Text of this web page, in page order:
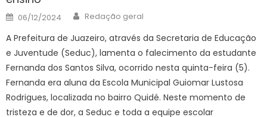
Posted
on
06/12/2024 Author
Redação geral
A Prefeitura de Juazeiro, através da Secretaria de Educação
e Juventude (Seduc), lamenta o falecimento da estudante
Fernanda dos Santos Silva, ocorrido nesta quinta-feira (5).
Fernanda era aluna da Escola Municipal Guiomar Lustosa
Rodrigues, localizada no bairro Quidé. Neste momento de
tristeza e de dor, a Seduc e toda a equipe escolar